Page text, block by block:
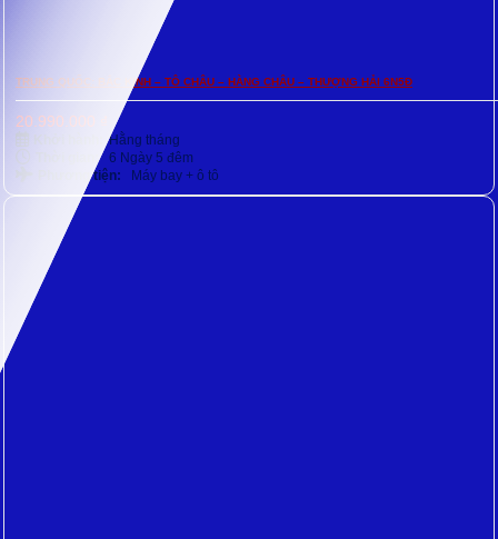
TRUNG QUỐC: BẮC KINH – TÔ CHÂU – HÀNG CHÂU – THƯỢNG HẢI 6N5Đ
20.990.000
Hằng tháng
Thời gian:
6 Ngày 5 đêm
Phương tiện:
Máy bay + ô tô